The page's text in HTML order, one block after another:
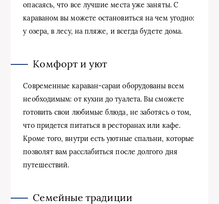
опасаясь, что все лучшие места уже заняты. С
караваном вы можете остановиться на чем угодно:
у озера, в лесу, на пляже, и всегда будете дома.
Комфорт и уют
Современные караван-сараи оборудованы всем
необходимым: от кухни до туалета. Вы сможете
готовить свои любимые блюда, не заботясь о том,
что придется питаться в ресторанах или кафе.
Кроме того, внутри есть уютные спальни, которые
позволят вам расслабиться после долгого дня
путешествий.
Семейные традиции